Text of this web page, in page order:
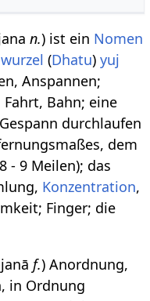
n.) ist ein Nomen
(Dhatu)yuj
Anspannen;
Bahn; eine
durchlaufen
dem
- 9 Meilen); das
Konzentration,
Finger; die
f.) Anordnung,
in Ordnung